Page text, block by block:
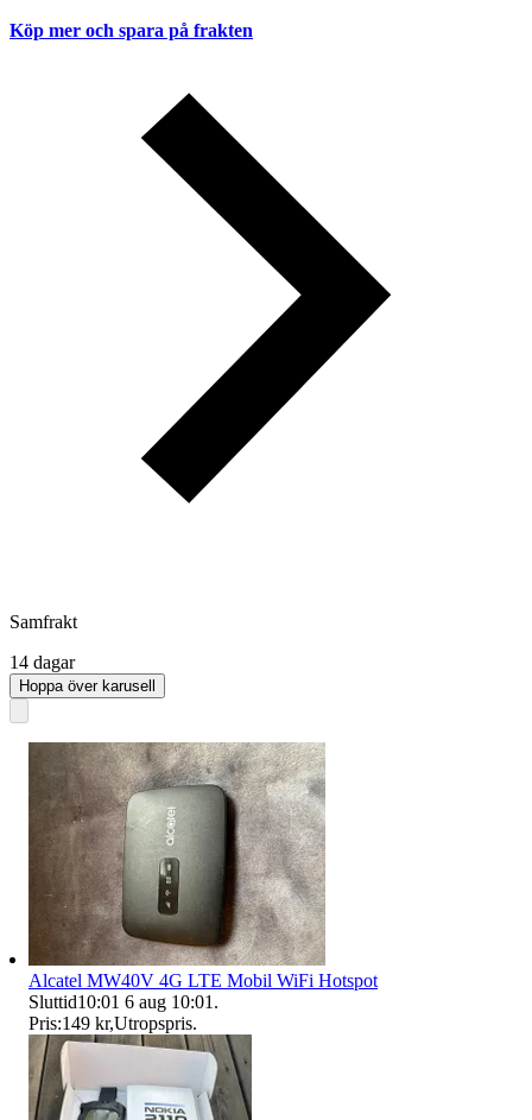
Köp mer och spara på frakten
Samfrakt
14 dagar
Hoppa över karusell
Alcatel MW40V 4G LTE Mobil WiFi Hotspot
Sluttid10:01 6 aug 10:01 .
Pris:149 kr,Utropspris.